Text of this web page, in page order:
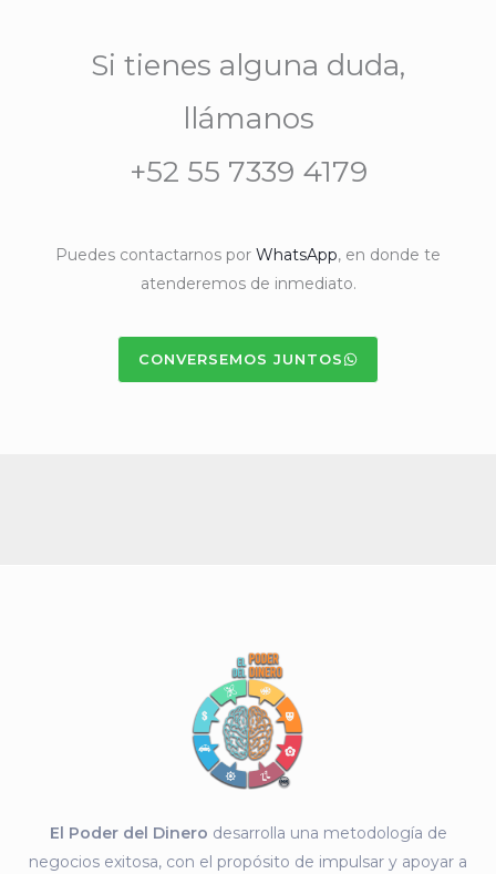
Si tienes alguna duda,
llámanos
+52 55 7339 4179
Puedes contactarnos por WhatsApp, en donde te
atenderemos de inmediato.
CONVERSEMOS JUNTOS
El Poder del Dinero desarrolla una metodología de
negocios exitosa, con el propósito de impulsar y apoyar a